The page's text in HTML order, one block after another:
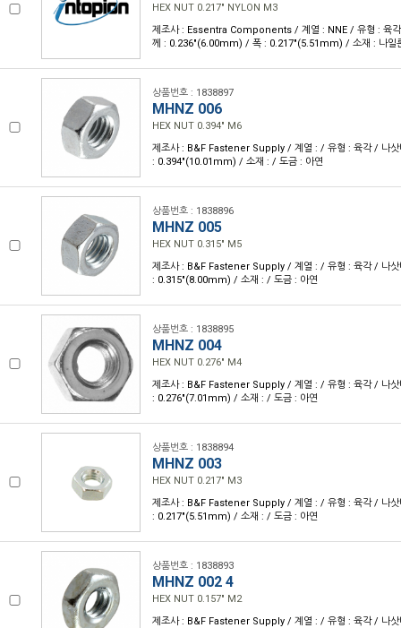
HEX NUT 0.217" NYLON M3
제조사 : Essentra Components / 계열 : NNE / 유형 : 육
께 : 0.236"(6.00mm) / 폭 : 0.217"(5.51mm) / 소재 : 나일
상품번호 : 1838897
MHNZ 006
HEX NUT 0.394" M6
제조사 : B&F Fastener Supply / 계열 : / 유형 : 육각 / 나
: 0.394"(10.01mm) / 소재 : / 도금 : 아연
상품번호 : 1838896
MHNZ 005
HEX NUT 0.315" M5
제조사 : B&F Fastener Supply / 계열 : / 유형 : 육각 / 나
: 0.315"(8.00mm) / 소재 : / 도금 : 아연
상품번호 : 1838895
MHNZ 004
HEX NUT 0.276" M4
제조사 : B&F Fastener Supply / 계열 : / 유형 : 육각 / 나
: 0.276"(7.01mm) / 소재 : / 도금 : 아연
상품번호 : 1838894
MHNZ 003
HEX NUT 0.217" M3
제조사 : B&F Fastener Supply / 계열 : / 유형 : 육각 / 나
: 0.217"(5.51mm) / 소재 : / 도금 : 아연
상품번호 : 1838893
MHNZ 002 4
HEX NUT 0.157" M2
제조사 : B&F Fastener Supply / 계열 : / 유형 : 육각 / 나